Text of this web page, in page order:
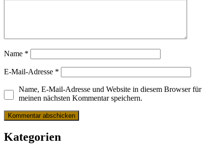
Name *
E-Mail-Adresse *
Name, E-Mail-Adresse und Website in diesem Browser für
meinen nächsten Kommentar speichern.
Kategorien